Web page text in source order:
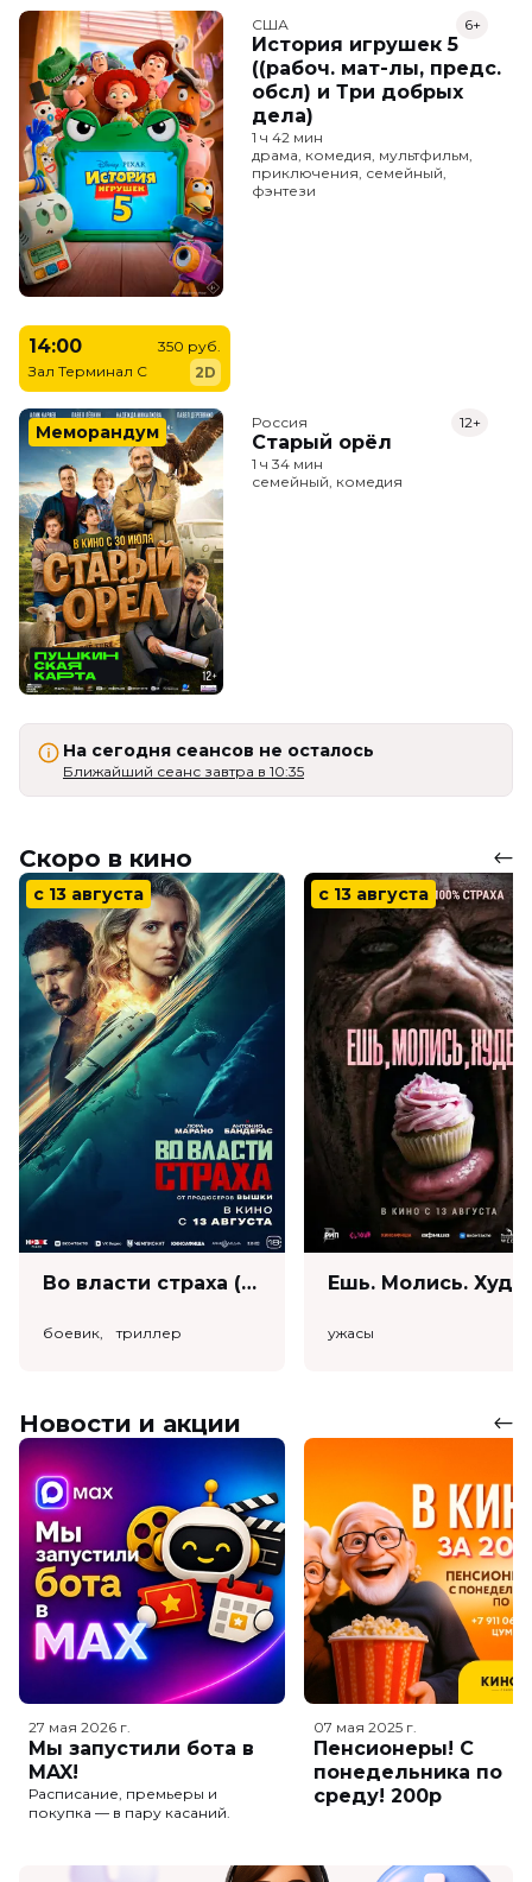
США
История игрушек 5
((рабоч. мат-лы, предс.
обсл) и Три добрых
дела)
6+
1 ч 42 мин
драма, комедия, мультфильм,
приключения, семейный,
фэнтези
14:00
Зал Терминал C
350 руб.
2D
Меморандум Россия
Старый орёл
12+
1 ч 34 мин
семейный, комедия
На сегодня сеансов не осталось
Ближайший сеанс завтра в 10:35
Скоро в кино
с 13 августа
Во власти страха (18+)
боевик, триллер
с 13 августа
ужасы
Новости и акции
27 мая 2026 г.
Мы запустили бота в
MAX!
Расписание, премьеры и
покупка — в пару касаний.
07 мая 2025 г.
Пенсионеры! С
понедельника по
среду! 200р